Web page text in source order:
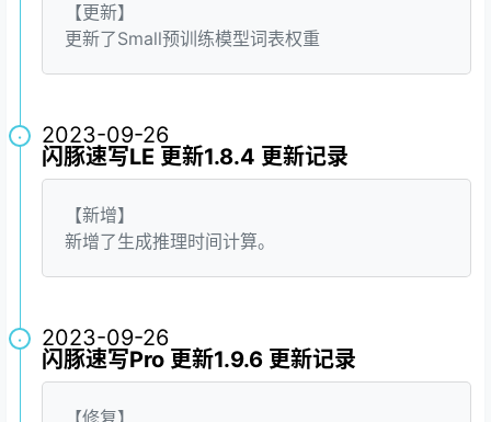
【更新】
更新了Small预训练模型词表权重
2023-09-26
·
闪豚速写LE 更新1.8.4 更新记录
【新增】
新增了生成推理时间计算。
2023-09-26
·
闪豚速写Pro 更新1.9.6 更新记录
【修复】